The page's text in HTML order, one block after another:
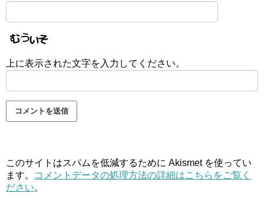
上に表示された文字を入力してください。
このサイトはスパムを低減するために Akismet を使ってい
ます。
コメントデータの処理方法の詳細はこちらをご覧く
ださい。